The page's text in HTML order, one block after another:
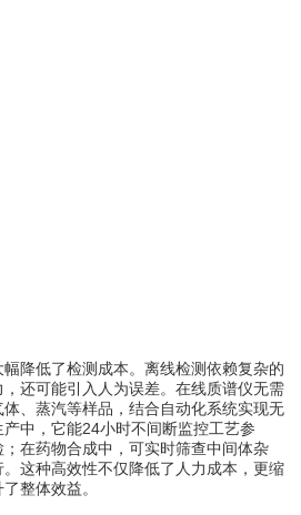
低了检测成本。离线检测依赖复杂的
还可能引入人为误差。在线质谱仪无需
、蒸汽等样品，结合自动化系统实现无
中，它能24小时不间断监控工艺参
在药物合成中，可实时筛查中间体杂
这种高效性不仅降低了人力成本，更缩
整体效益。